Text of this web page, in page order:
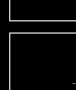
–